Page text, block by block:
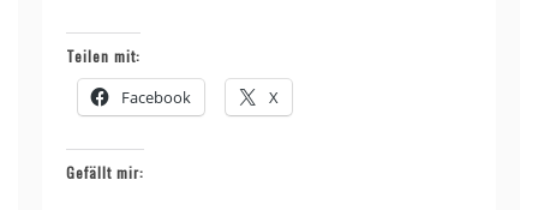
Teilen mit:
Facebook X
Gefällt mir: